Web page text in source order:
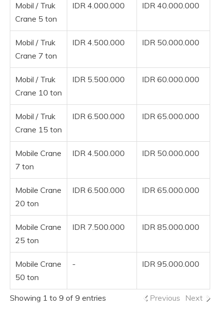
Mobil / Truk
Crane 5 ton
IDR 4.000.000 IDR 40.000.000
Mobil / Truk
Crane 7 ton
IDR 4.500.000 IDR 50.000.000
Mobil / Truk
Crane 10 ton
IDR 5.500.000 IDR 60.000.000
Mobil / Truk
Crane 15 ton
IDR 6.500.000 IDR 65.000.000
Mobile Crane
7 ton
IDR 4.500.000 IDR 50.000.000
Mobile Crane
20 ton
IDR 6.500.000 IDR 65.000.000
Mobile Crane
25 ton
IDR 7.500.000 IDR 85.000.000
Mobile Crane
50 ton
- IDR 95.000.000
Showing 1 to 9 of 9 entries Previous Next